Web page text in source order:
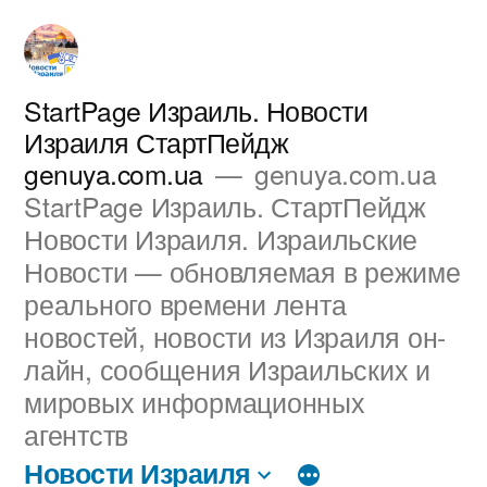
Перейти
содержимому
StartPage Израиль. Новости
Израиля СтартПейдж
genuya.com.ua
genuya.com.ua
StartPage Израиль. СтартПейдж
Новости Израиля. Израильские
Новости — обновляемая в режиме
реального времени лента
новостей, новости из Израиля он-
лайн, сообщения Израильских и
мировых информационных
агентств
Новости Израиля